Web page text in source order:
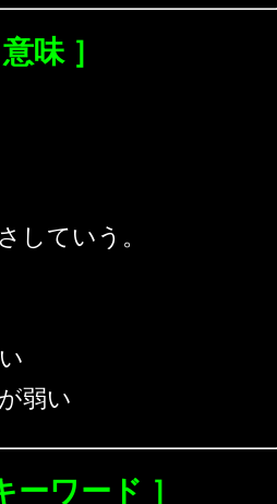
意味 ］
していう。
弱い
ーワード ］